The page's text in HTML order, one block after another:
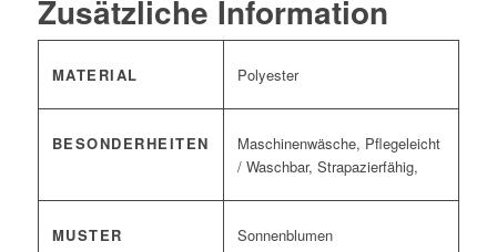
Zusätzliche Information
MATERIAL Polyester
BESONDERHEITEN
Maschinenwäsche, Pflegeleicht
/ Waschbar, Strapazierfähig,
MUSTER Sonnenblumen